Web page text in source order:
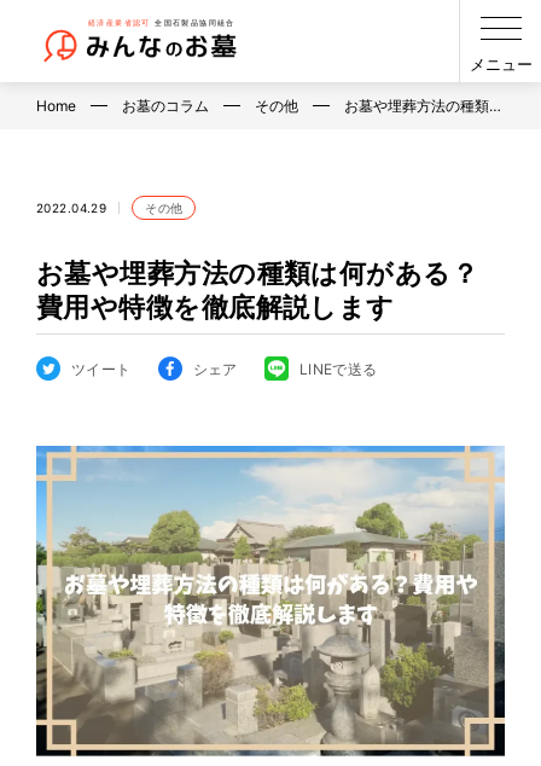
メニュー
Home お墓のコラム その他 お墓や埋葬方法の種類…
2022.04.29 その他
お墓や埋葬方法の種類は何がある？
費用や特徴を徹底解説します
ツイート シェア LINEで送る